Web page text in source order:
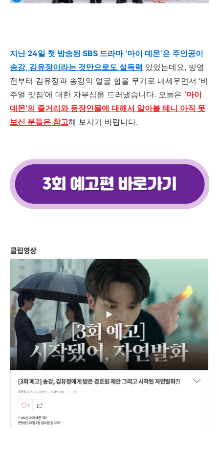
지난 24일 첫 방송된 SBS 드라마 ‘마이 데몬’은 주인공이
송강, 김유정이라는 것만으로도 설득력 있었는데요, 방영
전부터 김유정과 송강의 얼굴 합을 무기로 내세우면서 ‘비
주얼 맛집’에 대한 자부심을 드러냈습니다. 오늘은 ‘마이
데몬’의 줄거리와 등장인물에 대해서 알아볼 테니 아직 못
보신 분들은 참고해 보시기 바랍니다.